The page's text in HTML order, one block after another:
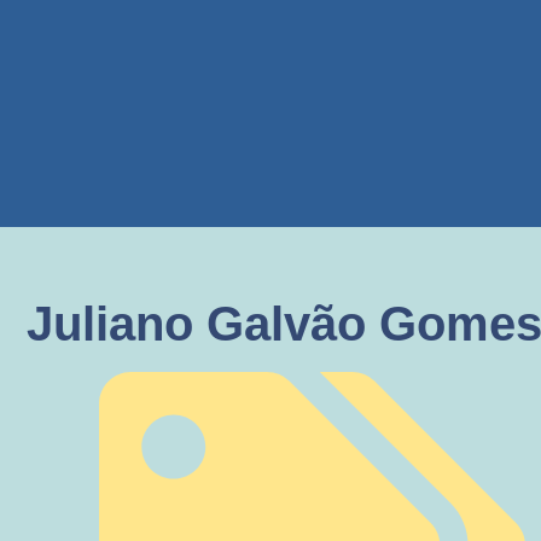
Juliano Galvão Gomes